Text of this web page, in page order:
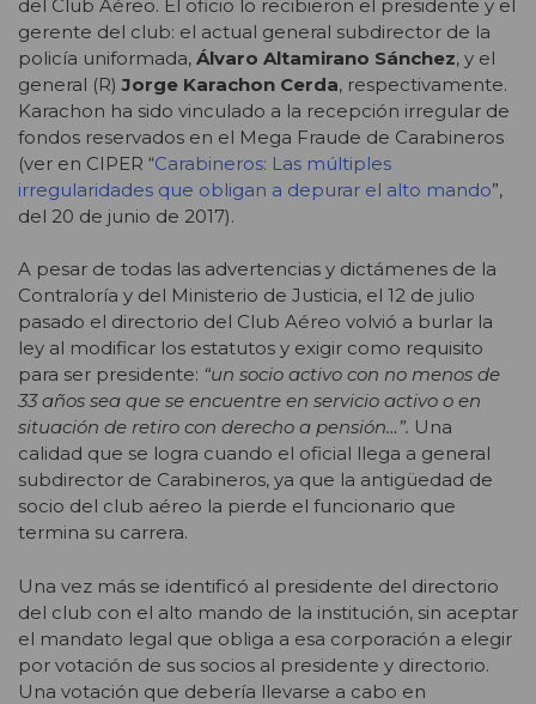
del Club Aéreo. El oficio lo recibieron el presidente y el
gerente del club: el actual general subdirector de la
policía uniformada, Álvaro Altamirano Sánchez, y el
general (R)Jorge Karachon Cerda, respectivamente.
Karachon ha sido vinculado a la recepción irregular de
fondos reservados en el Mega Fraude de Carabineros
(ver en CIPER “Carabineros: Las múltiples
irregularidades que obligan a depurar el alto mando”,
del 20 de junio de 2017).
A pesar de todas las advertencias y dictámenes de la
Contraloría y del Ministerio de Justicia, el 12 de julio
pasado el directorio del Club Aéreo volvió a burlar la
ley al modificar los estatutos y exigir como requisito
para ser presidente: “un socio activo con no menos de
33 años sea que se encuentre en servicio activo o en
situación de retiro con derecho a pensión…”. Una
calidad que se logra cuando el oficial llega a general
subdirector de Carabineros, ya que la antigüedad de
socio del club aéreo la pierde el funcionario que
termina su carrera.
Una vez más se identificó al presidente del directorio
del club con el alto mando de la institución, sin aceptar
el mandato legal que obliga a esa corporación a elegir
por votación de sus socios al presidente y directorio.
Una votación que debería llevarse a cabo en